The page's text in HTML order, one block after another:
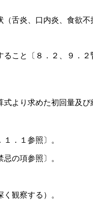
舌炎、口内炎、食欲不
．１参照〕。
の項参照〕。
観察する）。
こと〔８．２、９．２
より求めた初回量及び